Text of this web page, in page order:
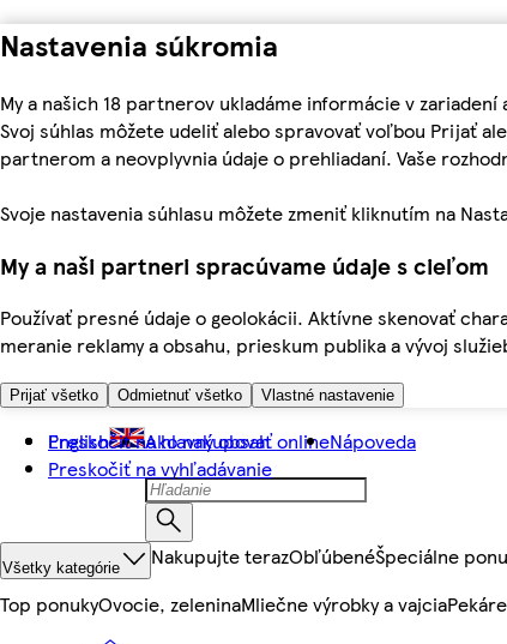
Nastavenia súkromia
My a našich 18 partnerov ukladáme informácie v
Svoj súhlas môžete udeliť alebo spravovať voľbou Prijať
partnerom a neovplyvnia údaje o prehliadaní. Vaše
Svoje nastavenia súhlasu môžete zmeniť kliknutím na
My a naši partneri spracúvame údaje s cieľom
Používať presné údaje o geolokácii. Aktívne skenovať
meranie reklamy a obsahu, prieskum publika a vývoj
Prijať všetko Odmietnuť všetko Vlastné nastavenie
Preskočiť na hlavný obsah
Preskočiť na vyhľadávanie
English Ako nakupovať onlineNápoveda
Všetky kategórie Nakupujte terazObľúbenéŠpeciálne
Top ponukyOvocie, zeleninaMliečne výrobky a vajcia